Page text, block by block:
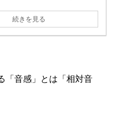
続きを見る
「音感」とは「相対音